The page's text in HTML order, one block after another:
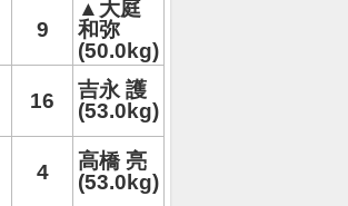
9
▲大庭
和弥
(50.0kg)
16
吉永 護
(53.0kg)
4
高橋 亮
(53.0kg)